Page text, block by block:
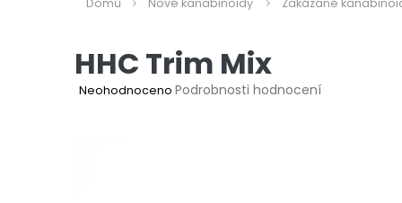
Domů Nové kanabinoidy Zakázané
HHC Trim Mix
Průměrné
Neohodnoceno Podrobnosti hodnocení